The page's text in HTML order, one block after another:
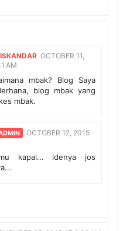
OCTOBER 11,
AM
mbak? Blog Saya
blog mbak yang
mbak.
OCTOBER 12, 2015
kapal... idenya jos